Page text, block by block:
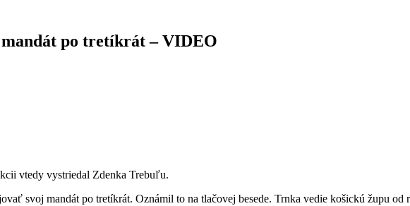
po tretíkrát – VIDEO
vtedy vystriedal Zdenka Trebuľu.
svoj mandát po tretíkrát. Oznámil to na tlačovej besede. Trnka vedie košickú župu